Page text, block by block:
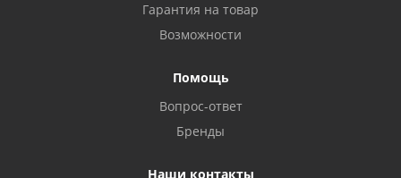
Гарантия на товар
Возможности
Помощь
Вопрос-ответ
Бренды
Наши контакты